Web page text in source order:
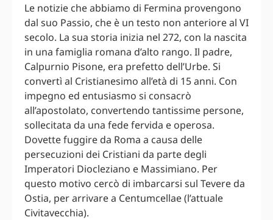
Le notizie che abbiamo di Fermina provengono
dal suo Passio, che è un testo non anteriore al VI
secolo. La sua storia inizia nel 272, con la nascita
in una famiglia romana d’alto rango. Il padre,
Calpurnio Pisone, era prefetto dell’Urbe. Si
convertì al Cristianesimo all’età di 15 anni. Con
impegno ed entusiasmo si consacrò
all’apostolato, convertendo tantissime persone,
sollecitata da una fede fervida e operosa.
Dovette fuggire da Roma a causa delle
persecuzioni dei Cristiani da parte degli
Imperatori Diocleziano e Massimiano. Per
questo motivo cercò di imbarcarsi sul Tevere da
Ostia, per arrivare a Centumcellae (l’attuale
Civitavecchia).